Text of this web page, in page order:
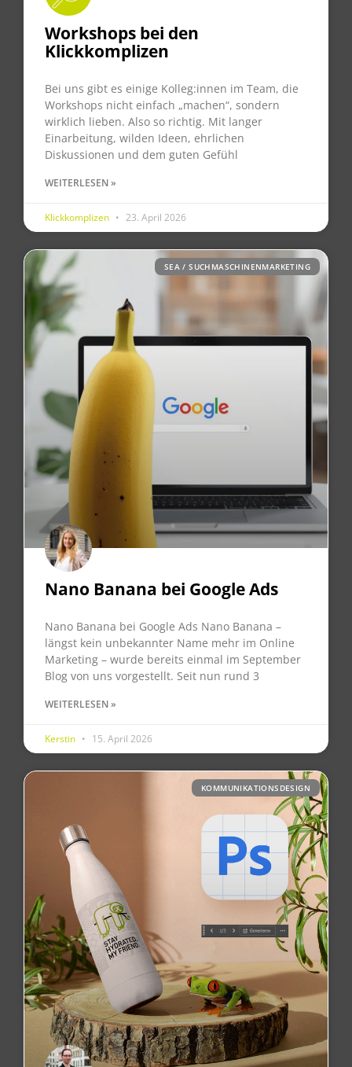
Workshops bei den
Klickkomplizen
Bei uns gibt es einige Kolleg:innen im Team, die
Workshops nicht einfach „machen“, sondern
wirklich lieben. Also so richtig. Mit langer
Einarbeitung, wilden Ideen, ehrlichen
Diskussionen und dem guten Gefühl
WEITERLESEN »
Klickkomplizen 23. April 2026
SEA / SUCHMASCHINENMARKETING
Nano Banana bei Google Ads
Nano Banana bei Google Ads Nano Banana –
längst kein unbekannter Name mehr im Online
Marketing – wurde bereits einmal im September
Blog von uns vorgestellt. Seit nun rund 3
WEITERLESEN »
Kerstin 15. April 2026
KOMMUNIKATIONSDESIGN